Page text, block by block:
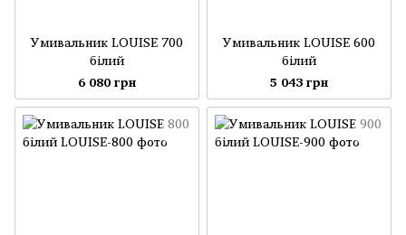
Умивальник LOUISE 700
білий
6 080 грн
Умивальник LOUISE 600
білий
5 043 грн